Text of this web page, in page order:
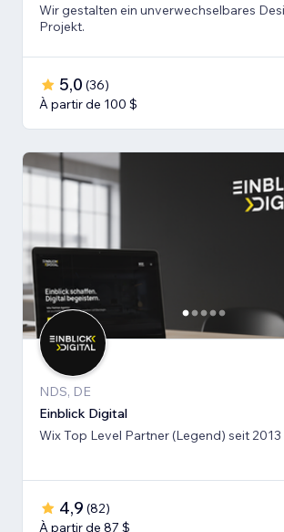
Wir gestalten ein unverwechselbares
Projekt.
5,0 (36)
À partir de 100 $
NDS, DE
Einblick Digital
Wix Top Level Partner (Legend) seit 2013
4,9 (82)
À partir de 87 $